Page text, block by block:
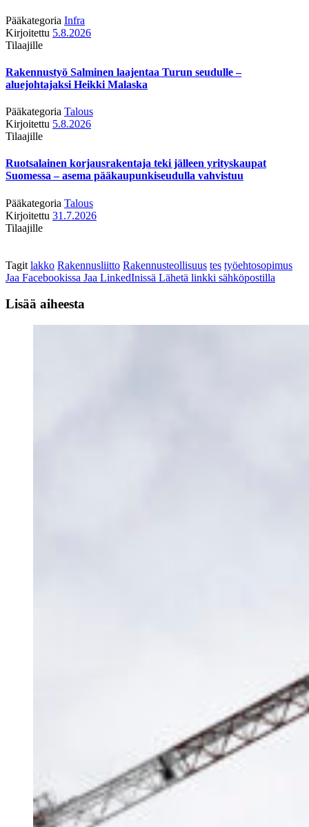
Pääkategoria Infra
Kirjoitettu 5.8.2026
Tilaajille
Rakennustyö Salminen laajentaa Turun seudulle –
aluejohtajaksi Heikki Malaska
Pääkategoria Talous
Kirjoitettu 5.8.2026
Tilaajille
Ruotsalainen korjausrakentaja teki jälleen yrityskaupat
Suomessa – asema pääkaupunkiseudulla vahvistuu
Pääkategoria Talous
Kirjoitettu 31.7.2026
Tilaajille
Tagit lakko Rakennusliitto Rakennusteollisuus tes työehtosopimus
Jaa Facebookissa Jaa LinkedInissä Lähetä linkki sähköpostilla
Lisää aiheesta